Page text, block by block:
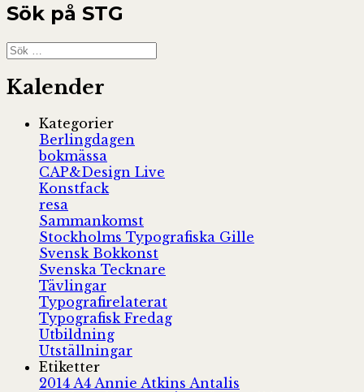
Sök på STG
Sök
efter:
Kalender
Kategorier
Berlingdagen
bokmässa
CAP&Design Live
Konstfack
resa
Sammankomst
Stockholms Typografiska Gille
Svensk Bokkonst
Svenska Tecknare
Tävlingar
Typografirelaterat
Typografisk Fredag
Utbildning
Utställningar
Etiketter
2014 A4 Annie Atkins Antalis